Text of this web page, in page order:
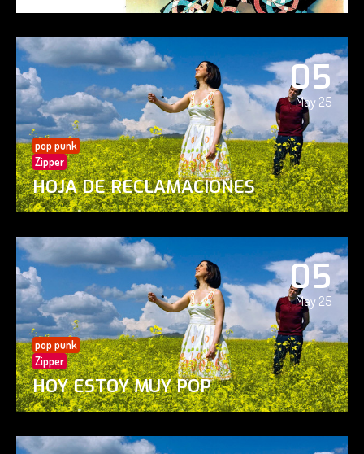
05
May 25
pop punk
Zipper
HOJA DE RECLAMACIONES
05
May 25
pop punk
Zipper
HOY ESTOY MUY POP